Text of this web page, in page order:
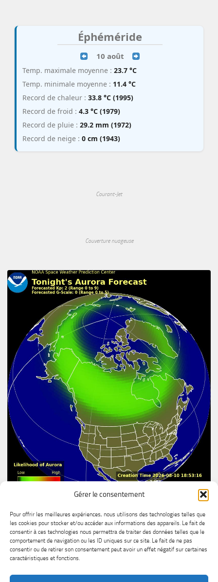
Gérer le consentement
Pour offrir les meilleures expériences, nous utilisons des technologies telles que
les cookies pour stocker et/ou accéder aux informations des appareils. Le fait de
consentir à ces technologies nous permettra de traiter des données telles que le
comportement de navigation ou les ID uniques sur ce site. Le fait de ne pas
consentir ou de retirer son consentement peut avoir un effet négatif sur certaines
caractéristiques et fonctions.
Éphéméride
10 août
Temp. maximale moyenne : 23.7 °C
Temp. minimale moyenne : 11.4 °C
Record de chaleur : 33.8 °C (1995)
Record de froid : 4.3 °C (1979)
Record de pluie : 29.2 mm (1972)
Record de neige : 0 cm (1943)
Courant-Jet
Couverture nuageuse